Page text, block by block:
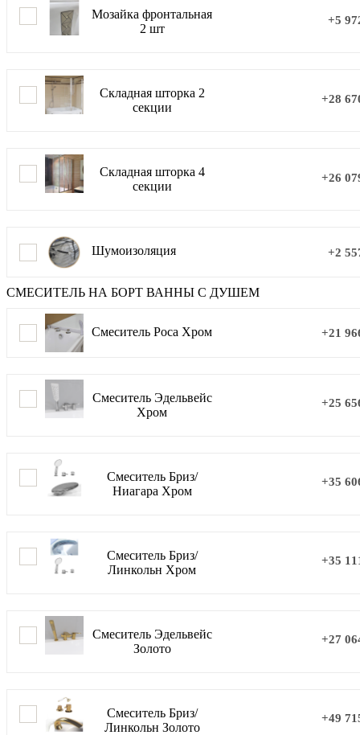
Мозайка фронтальная
2 шт
+5
Складная шторка 2
секции
+28
Складная шторка 4
секции
+26
Шумоизоляция +2
СМЕСИТЕЛЬ НА БОРТ ВАННЫ С ДУШЕМ
Смеситель Роса Хром +21
Смеситель Эдельвейс
Хром
+25
Смеситель Бриз/
Ниагара Хром
+35
Смеситель Бриз/
Линкольн Хром
+35
Смеситель Эдельвейс
Золото
+27
Смеситель Бриз/
Линкольн Золото
+49